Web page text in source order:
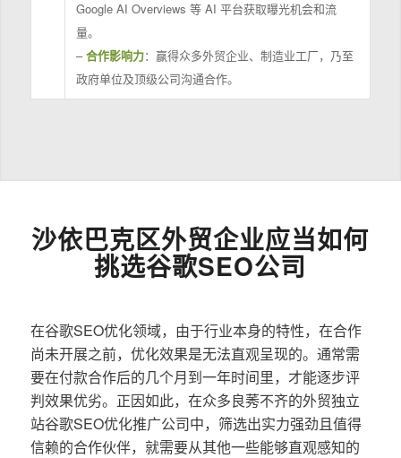
Google AI Overviews 等 AI 平台获取曝光机会和流
量。
–合作影响力：赢得众多外贸企业、制造业工厂，乃至
政府单位及顶级公司沟通合作。
沙依巴克区外贸企业应当如何
挑选谷歌SEO公司
在谷歌SEO优化领域，由于行业本身的特性，在合作
尚未开展之前，优化效果是无法直观呈现的。通常需
要在付款合作后的几个月到一年时间里，才能逐步评
判效果优劣。正因如此，在众多良莠不齐的外贸独立
站谷歌SEO优化推广公司中，筛选出实力强劲且值得
信赖的合作伙伴，就需要从其他一些能够直观感知的